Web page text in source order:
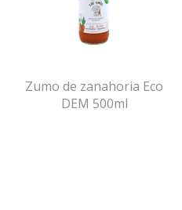
Zumo de zanahoria Eco
DEM 500ml